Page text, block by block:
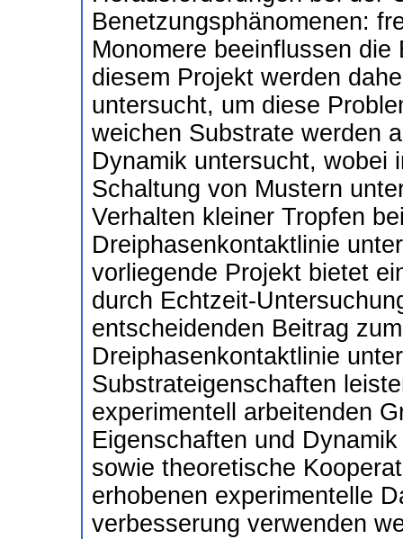
Benetzungsphänomenen:
Monomere beeinflussen
diesem Projekt werden
untersucht, um diese
weichen Substrate werden
Dynamik untersucht, wobei
Schaltung von Mustern
Verhalten kleiner Tropfen
Dreiphasenkontaktlinie
vorliegende Projekt bietet
durch Echtzeit-
entscheidenden Beitrag
Dreiphasenkontaktlinie
Substrateigenschaften
experimentell arbeitenden
Eigenschaften und
sowie theoretische
erhobenen experimentelle
verbesserung verwenden